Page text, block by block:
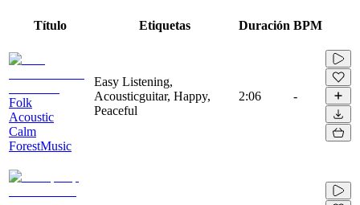
Título Etiquetas Duración BPM
Folk
Acoustic
Calm
ForestMusic
Easy Listening,
Acousticguitar, Happy,
Peaceful
2:06 -